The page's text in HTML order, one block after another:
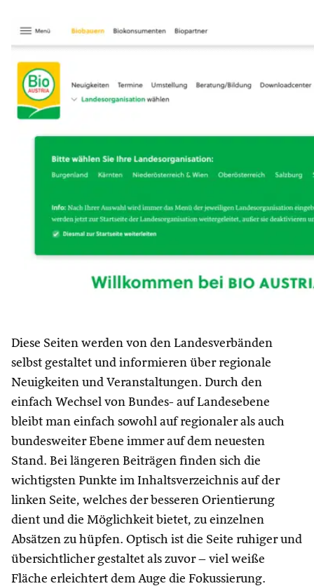
Diese Seiten werden von den Landesverbänden
selbst gestaltet und informieren über regionale
Neuigkeiten und Veranstaltungen. Durch den
einfach Wechsel von Bundes- auf Landesebene
bleibt man einfach sowohl auf regionaler als auch
bundesweiter Ebene immer auf dem neuesten
Stand. Bei längeren Beiträgen finden sich die
wichtigsten Punkte im Inhaltsverzeichnis auf der
linken Seite, welches der besseren Orientierung
dient und die Möglichkeit bietet, zu einzelnen
Absätzen zu hüpfen. Optisch ist die Seite ruhiger und
übersichtlicher gestaltet als zuvor – viel weiße
Fläche erleichtert dem Auge die Fokussierung.